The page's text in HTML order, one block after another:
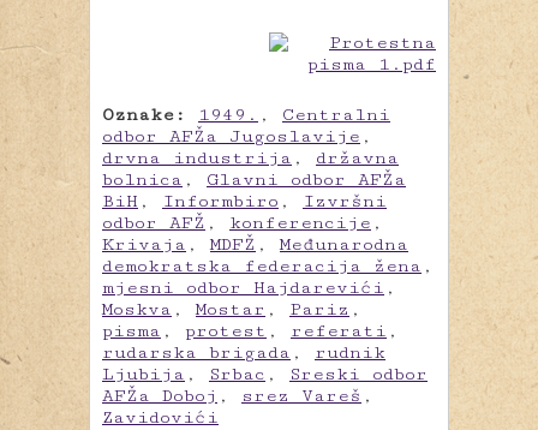
Oznake: 1949. , Centralni
odbor AFŽa Jugoslavije ,
drvna industrija , državna
bolnica , Glavni odbor AFŽa
BiH , Informbiro ,
Izvršni
odbor AFŽ , konferencije ,
Krivaja ,MDFŽ ,Međunarodna
demokratska federacija žena ,
mjesni odbor Hajdarevići ,
Moskva ,Mostar , Pariz ,
pisma , protest , referati ,
rudarska brigada , rudnik
Ljubija , Srbac ,
Sreski odbor
AFŽa Doboj , srez Vareš ,
Zavidovići